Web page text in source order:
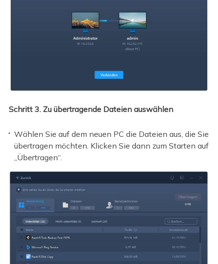
Schritt 3. Zu übertragende Dateien auswählen
Wählen Sie auf dem neuen PC die Dateien aus, die Sie
übertragen möchten. Klicken Sie dann zum Starten auf
„Übertragen“.